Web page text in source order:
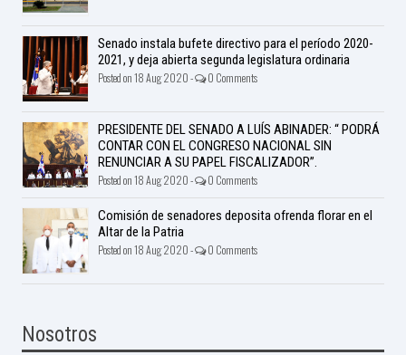
Senado instala bufete directivo para el período 2020-
2021, y deja abierta segunda legislatura ordinaria
Posted on 18 Aug 2020 - 0 Comments
PRESIDENTE DEL SENADO A LUÍS ABINADER: “ PODRÁ
CONTAR CON EL CONGRESO NACIONAL SIN
RENUNCIAR A SU PAPEL FISCALIZADOR”.
Posted on 18 Aug 2020 - 0 Comments
Comisión de senadores deposita ofrenda florar en el
Altar de la Patria
Posted on 18 Aug 2020 - 0 Comments
Nosotros